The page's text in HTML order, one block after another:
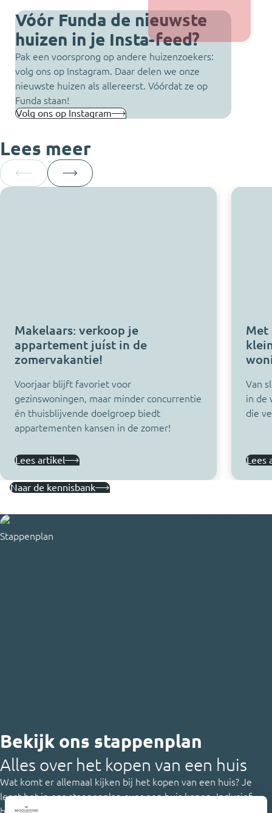
Vóór Funda de nieuwste
huizen in je Insta-feed?
Pak een voorsprong op andere huizenzoekers:
volg ons op Instagram. Daar delen we onze
nieuwste huizen als allereerst. Vóórdat ze op
Funda staan!
Volg ons op Instagram
Lees meer
Makelaars: verkoop je
appartement juíst in de
zomervakantie!
Voorjaar blijft favoriet voor
gezinswoningen, maar minder concurrentie
én thuisblijvende doelgroep biedt
appartementen kansen in de zomer!
Lees artikel
Met
Van
in de
die
Lees
Naar de kennisbank
Stappenplan
Bekijk ons stappenplan
Alles over het kopen van een huis
Wat komt er allemaal kijken bij het kopen van een huis? Je
leest het in ons stappenplan over een huis kopen. Inclusief